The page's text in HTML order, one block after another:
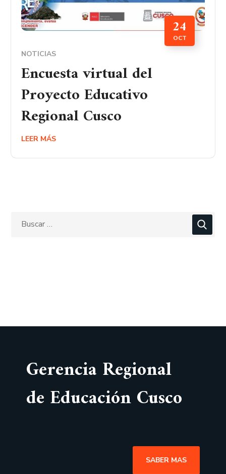
24
OCT
NOTICIAS
Encuesta virtual del
Proyecto Educativo
Regional Cusco
LEER MÁS
Gerencia Regional
de Educación Cusco
SABER MAS